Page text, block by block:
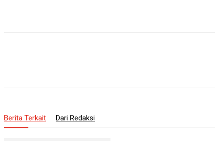
Berita Terkait Dari Redaksi